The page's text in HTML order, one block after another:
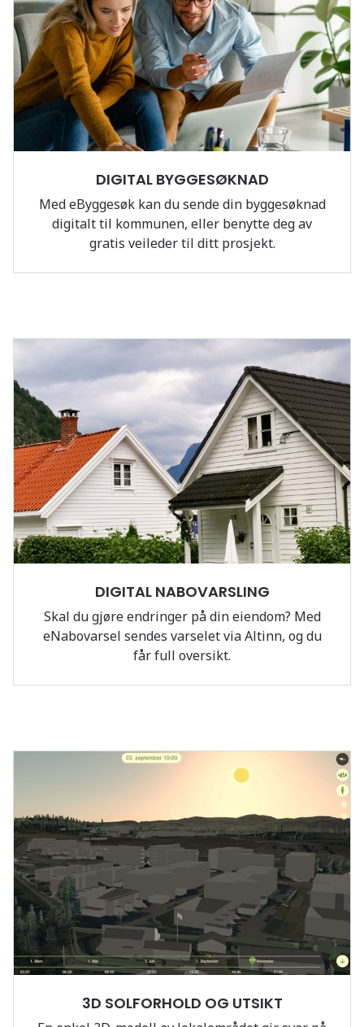
DIGITAL BYGGESØKNAD
Med eByggesøk kan du sende din byggesøknad
digitalt til kommunen, eller benytte deg av
gratis veileder til ditt prosjekt.
DIGITAL NABOVARSLING
Skal du gjøre endringer på din eiendom? Med
eNabovarsel sendes varselet via Altinn, og du
får full oversikt.
3D SOLFORHOLD OG UTSIKT